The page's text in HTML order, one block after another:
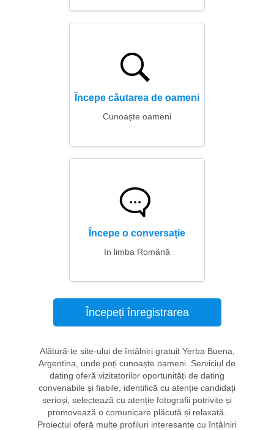
Începe căutarea de oameni
Cunoaște oameni
Începe o conversație
In limba Română
Începeți înregistrarea
Alătură-te site-ului de întâlniri gratuit Yerba Buena,
Argentina, unde poți cunoaște oameni. Serviciul de
dating oferă vizitatorilor oportunități de dating
convenabile și fiabile, identifică cu atenție candidați
serioși, selectează cu atenție fotografii potrivite și
promovează o comunicare plăcută și relaxată.
Proiectul oferă multe profiluri interesante cu întâlniri